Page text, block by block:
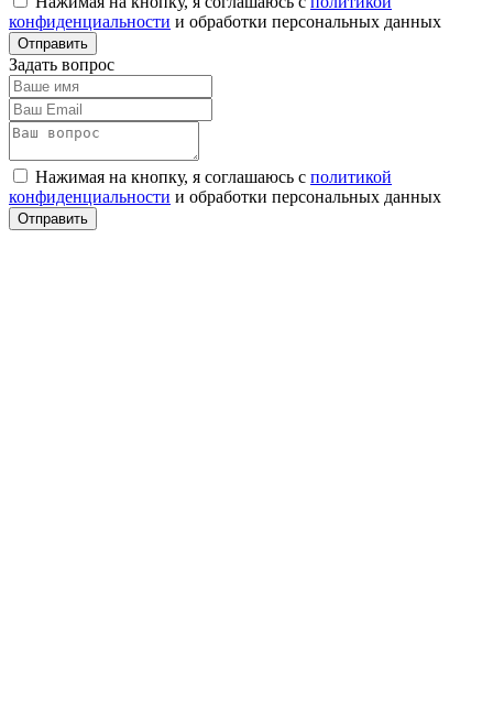
конфиденциальности и обработки персональных данных
Задать вопрос
Нажимая на кнопку, я соглашаюсь с политикой
конфиденциальности и обработки персональных данных